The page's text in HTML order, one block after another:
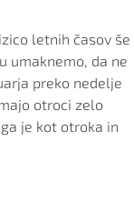
letnih časov še
umaknemo, da ne
preko nedelje
otroci zelo
je kot otroka in